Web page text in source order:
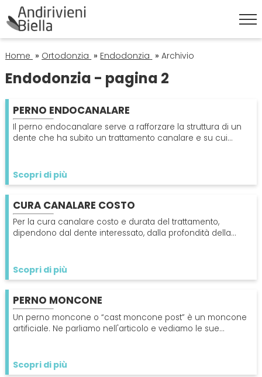
HOME
Corona Dentale
Sbiancamento Denti
IGIENE ORALE
Pulizia Denti
Apparecchio
Endodonzia
PATOLOGIE
Alitosi
PROTESI
Impianti
Protesi Dentali
SPECIALISTI
Dentista
Impianti Dentali
Sbiancamento Dentale
Home » Ortodonzia » Endodonzia » Archivio
Endodonzia - pagina 2
PERNO ENDOCANALARE
Il perno endocanalare serve a rafforzare la struttura di un
dente che ha subito un trattamento canalare e su cui
Scopri di più
CURA CANALARE COSTO
Per la cura canalare costo e durata del trattamento,
dipendono dal dente interessato, dalla profondità della
Scopri di più
PERNO MONCONE
Un perno moncone o “cast moncone post” è un moncone
artificiale. Ne parliamo nell'articolo e vediamo le sue
Scopri di più